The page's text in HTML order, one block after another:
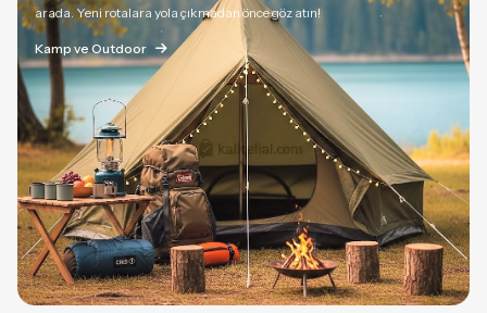
arada. Yeni rotalara yola çıkmadan önce göz atın!
Kamp ve Outdoor